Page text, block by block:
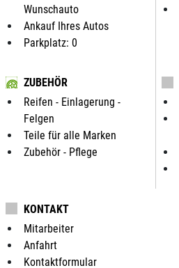
Wunschauto
Ankauf Ihres Autos
Parkplatz: 0
ZUBEHÖR
Reifen - Einlagerung -
Felgen
Teile für alle Marken
Zubehör - Pflege
KONTAKT
Mitarbeiter
Anfahrt
Kontaktformular